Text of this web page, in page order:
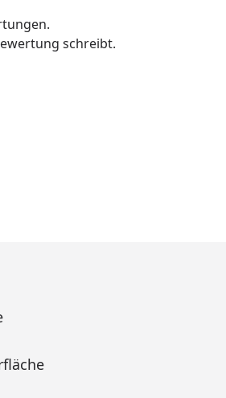
schreibt.